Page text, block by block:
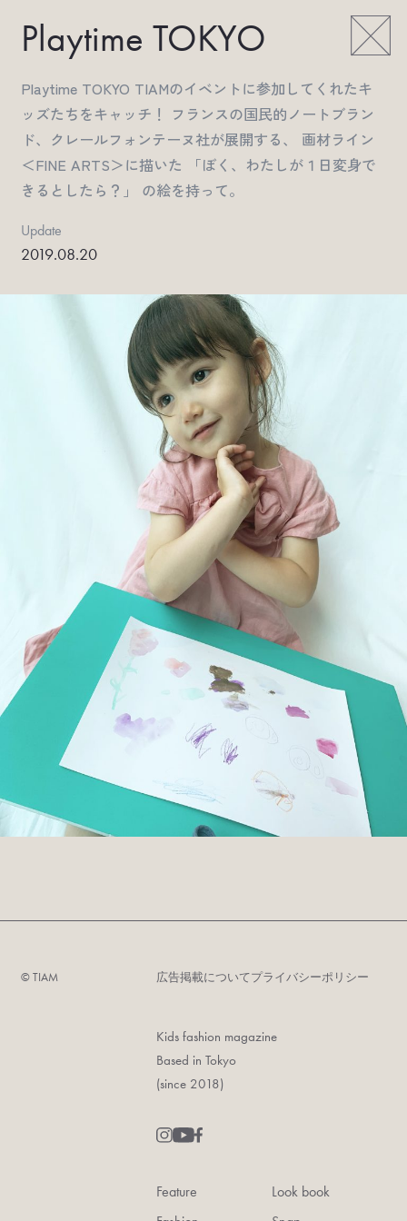
Playtime TOKYO
Playtime TOKYO TIAMのイベントに参加してくれたキ
ッズたちをキャッチ！ フランスの国民的ノートブラン
ド、クレールフォンテーヌ社が展開する、 画材ライン
＜FINE ARTS＞に描いた 「ぼく、わたしが１日変身で
きるとしたら？」 の絵を持って。
Update
2019.08.20
©︎ TIAM 広告掲載についてプライバシーポリシー
Kids fashion magazine
Based in Tokyo
(since 2018)
Feature
Look book